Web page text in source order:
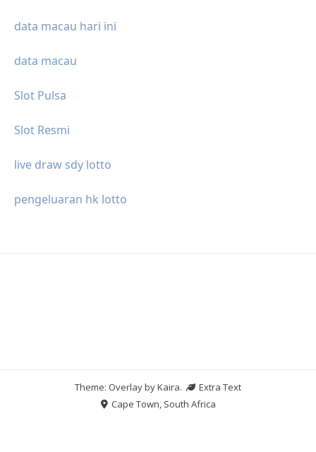
data macau hari ini
data macau
Slot Pulsa
Slot Resmi
live draw sdy lotto
pengeluaran hk lotto
Theme: Overlay byKaira.
Extra Text
Cape Town, South Africa